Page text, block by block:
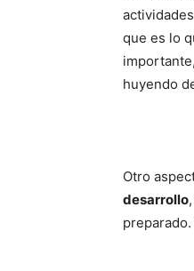
que es lo
huyendo
Otro
desarrollo